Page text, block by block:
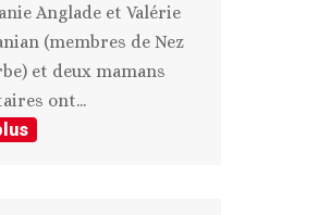
Anglade et Valérie
(membres de Nez
et deux mamans
ont...